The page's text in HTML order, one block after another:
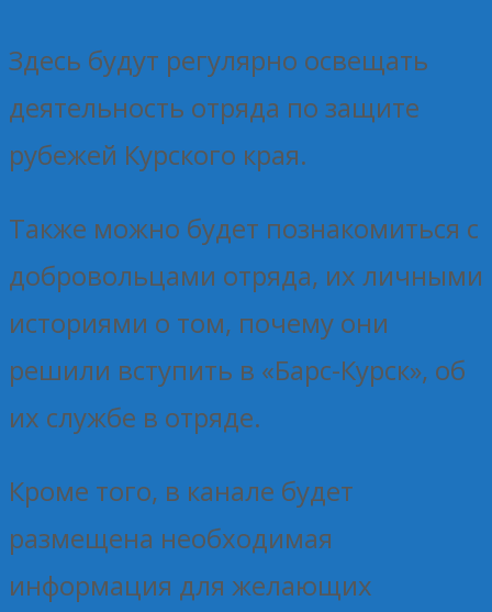
Здесь будут регулярно освещать
деятельность отряда по защите
рубежей Курского края.
Также можно будет познакомиться с
добровольцами отряда, их личными
историями о том, почему они
решили вступить в «Барс-Курск», об
их службе в отряде.
Кроме того, в канале будет
размещена необходимая
информация для желающих